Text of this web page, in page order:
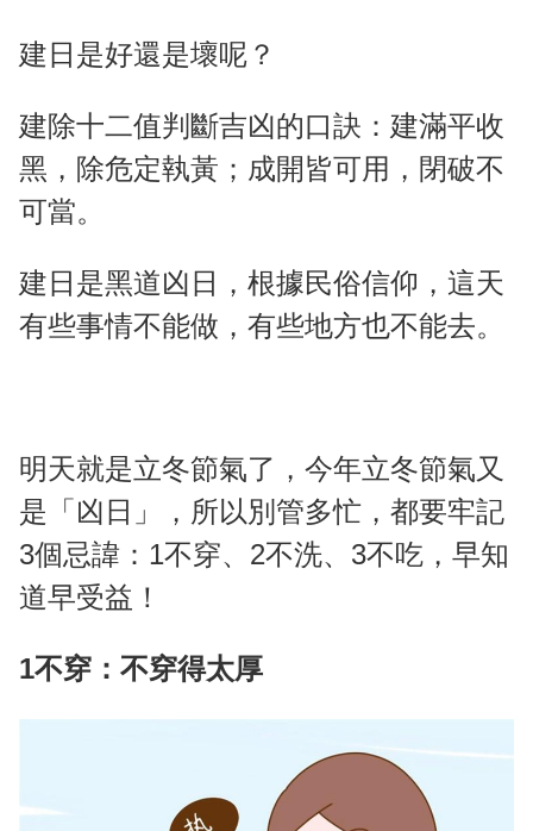
建日是好還是壞呢？
建除十二值判斷吉凶的口訣：建滿平收
黑，除危定執黃；成開皆可用，閉破不
可當。
建日是黑道凶日，根據民俗信仰，這天
有些事情不能做，有些地方也不能去。
明天就是立冬節氣了，今年立冬節氣又
是「凶日」，所以別管多忙，都要牢記
3個忌諱：1不穿、2不洗、3不吃，早知
道早受益！
1不穿：不穿得太厚